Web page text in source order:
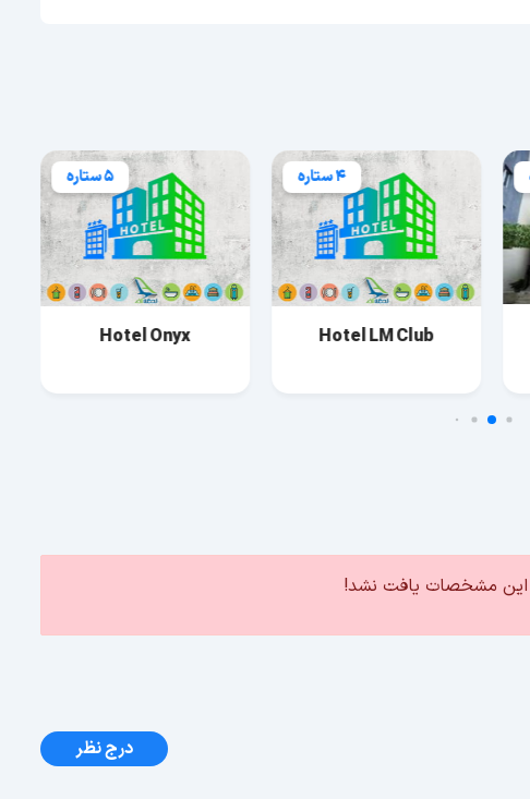
4 ستاره
Hotel LM Club
5 ستاره
Hotel Onyx
این مشخصات یافت نشد!
درج نظر